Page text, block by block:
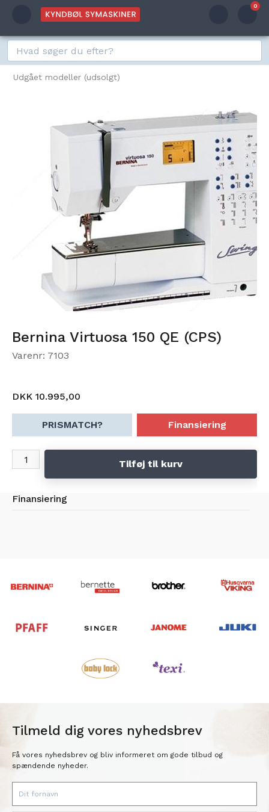
0
Udgået modeller (udsolgt)
Bernina Virtuosa 150 QE (CPS)
Varenr: 7103
DKK 10.995,00
PRISMATCH? Finansiering
Tilføj til kurv
Finansiering
Tilmeld dig vores nyhedsbrev
Få vores nyhedsbrev og bliv informeret om gode tilbud og
spændende nyheder.